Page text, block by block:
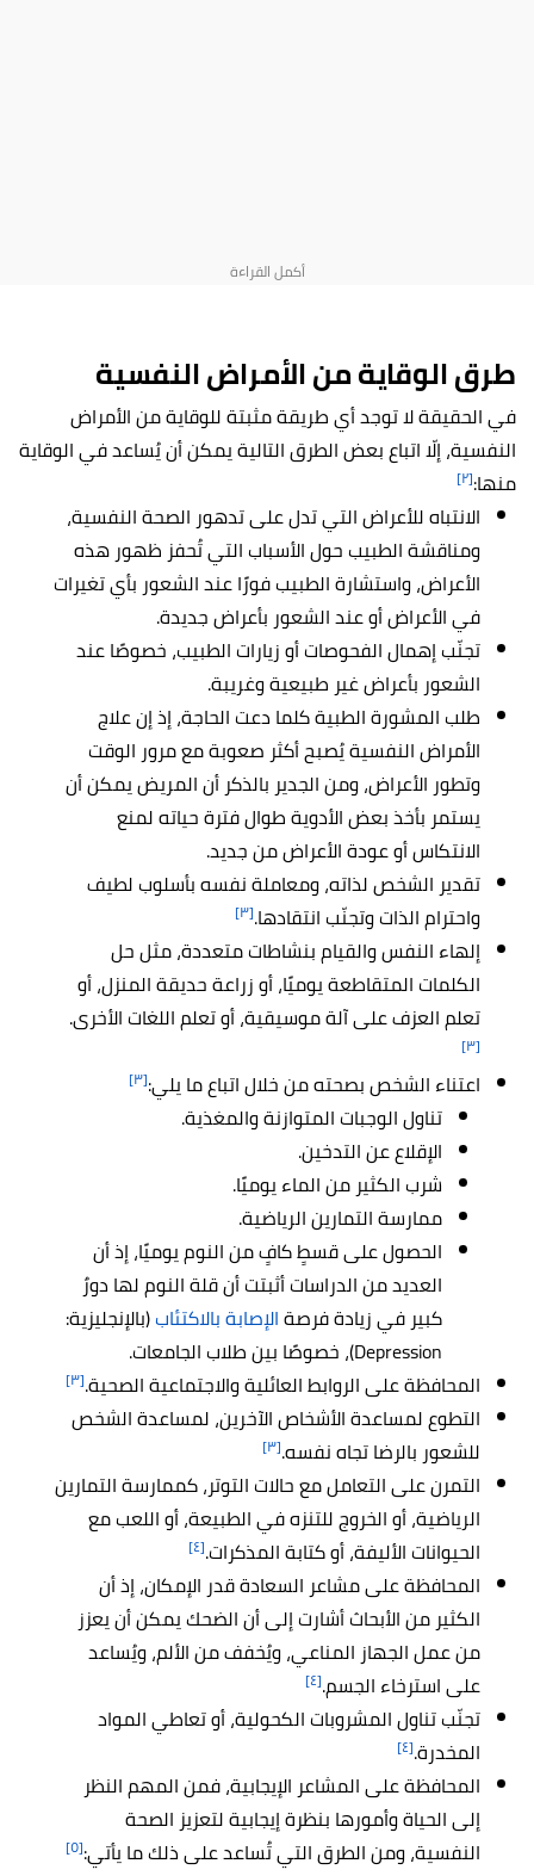
طرق الوقاية من الأمراض النفسية
في الحقيقة لا توجد أي طريقة مثبتة للوقاية من الأمراض
النفسية، إلّا اتباع بعض الطرق التالية يمكن أن يُساعد في الوقاية
منها:[٢]
الانتباه للأعراض التي تدل على تدهور الصحة النفسية،
ومناقشة الطبيب حول الأسباب التي تُحفز ظهور هذه
الأعراض، واستشارة الطبيب فورًا عند الشعور بأي تغيرات
في الأعراض أو عند الشعور بأعراض جديدة.
تجنّب إهمال الفحوصات أو زيارات الطبيب، خصوصًا عند
الشعور بأعراض غير طبيعية وغريبة.
طلب المشورة الطبية كلما دعت الحاجة، إذ إن علاج
الأمراض النفسية يُصبح أكثر صعوبة مع مرور الوقت
وتطور الأعراض، ومن الجدير بالذكر أن المريض يمكن أن
يستمر بأخذ بعض الأدوية طوال فترة حياته لمنع
الانتكاس أو عودة الأعراض من جديد.
تقدير الشخص لذاته، ومعاملة نفسه بأسلوب لطيف
واحترام الذات وتجنّب انتقادها.[٣]
إلهاء النفس والقيام بنشاطات متعددة، مثل حل
الكلمات المتقاطعة يوميًا، أو زراعة حديقة المنزل، أو
تعلم العزف على آلة موسيقية، أو تعلم اللغات الأخرى.
[٣]
اعتناء الشخص بصحته من خلال اتباع ما يلي:[٣]
تناول الوجبات المتوازنة والمغذية.
الإقلاع عن التدخين.
شرب الكثير من الماء يوميًا.
ممارسة التمارين الرياضية.
الحصول على قسطٍ كافٍ من النوم يوميًا، إذ أن
العديد من الدراسات أثبتت أن قلة النوم لها دورٌ
كبير في زيادة فرصةالإصابة بالاكتئاب(بالإنجليزية:
Depression)، خصوصًا بين طلاب الجامعات.
المحافظة على الروابط العائلية والاجتماعية الصحية.[٣]
التطوع لمساعدة الأشخاص الآخرين، لمساعدة الشخص
للشعور بالرضا تجاه نفسه.[٣]
التمرن على التعامل مع حالات التوتر، كممارسة التمارين
الرياضية، أو الخروج للتنزه في الطبيعة، أو اللعب مع
الحيوانات الأليفة، أو كتابة المذكرات.[٤]
المحافظة على مشاعر السعادة قدر الإمكان، إذ أن
الكثير من الأبحاث أشارت إلى أن الضحك يمكن أن يعزز
من عمل الجهاز المناعي، ويُخفف من الألم، ويُساعد
على استرخاء الجسم.[٤]
تجنّب تناول المشروبات الكحولية، أو تعاطي المواد
المخدرة.[٤]
المحافظة على المشاعر الإيجابية، فمن المهم النظر
إلى الحياة وأمورها بنظرة إيجابية لتعزيز الصحة
النفسية، ومن الطرق التي تُساعد على ذلك ما يأتي:[٥]